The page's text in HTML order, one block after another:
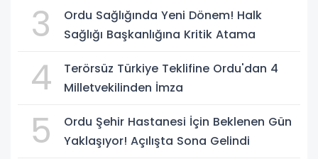
3
Ordu Sağlığında Yeni Dönem! Halk
Sağlığı Başkanlığına Kritik Atama
4
Terörsüz Türkiye Teklifine Ordu'dan 4
Milletvekilinden İmza
5
Ordu Şehir Hastanesi İçin Beklenen Gün
Yaklaşıyor! Açılışta Sona Gelindi